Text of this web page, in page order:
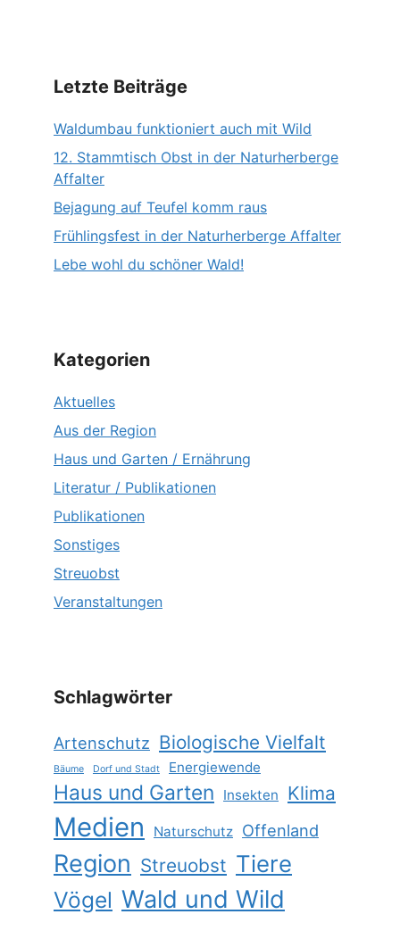
Letzte Beiträge
Waldumbau funktioniert auch mit Wild
12. Stammtisch Obst in der Naturherberge
Affalter
Bejagung auf Teufel komm raus
Frühlingsfest in der Naturherberge Affalter
Lebe wohl du schöner Wald!
Kategorien
Aktuelles
Aus der Region
Haus und Garten / Ernährung
Literatur / Publikationen
Publikationen
Sonstiges
Streuobst
Veranstaltungen
Schlagwörter
Artenschutz Biologische Vielfalt
Bäume Dorf und Stadt Energiewende
Haus und Garten Insekten Klima
Medien Naturschutz Offenland
Region Streuobst Tiere
Vögel Wald und Wild